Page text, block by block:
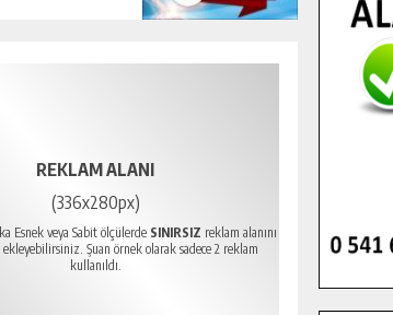
REKLAM ALANI
(336x280px)
Esnek veya Sabit ölçülerde SINIRSIZ reklam alanını
Şuan örnek olarak sadece 2 reklam
kullanıldı.